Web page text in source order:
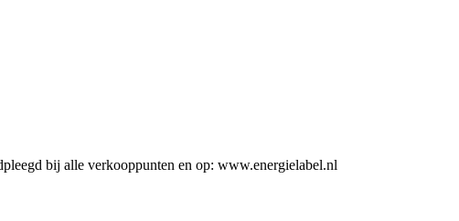
bij alle verkooppunten en op: www.energielabel.nl